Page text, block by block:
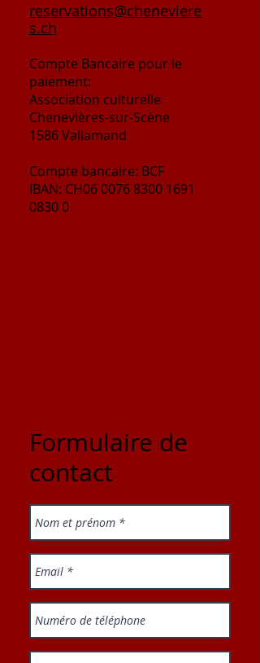
reservations@cheneviere
s.ch
Compte Bancaire pour le
paiement:
Association culturelle
Chenevières-sur-Scène
1586 Vallamand
Compte bancaire: BCF
IBAN: CH060076 8300 1691
0830 0
Formulaire de
contact